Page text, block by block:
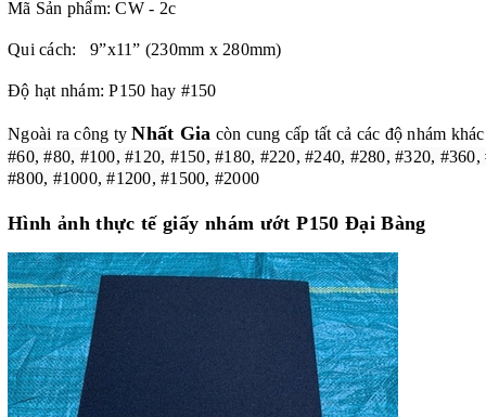
Mã Sản phẩm: CW - 2c
Qui cách: 9”x11” (230mm x 280mm)
Độ hạt nhám: P150 hay #150
Ngoài ra công tyNhất Gia còn cung cấp tất cả các độ nhám
#60, #80, #100, #120, #150, #180, #220, #240, #280, #320,
#800, #1000, #1200, #1500, #2000
Hình ảnh thực tế giấy nhám ướt P150 Đại Bàng